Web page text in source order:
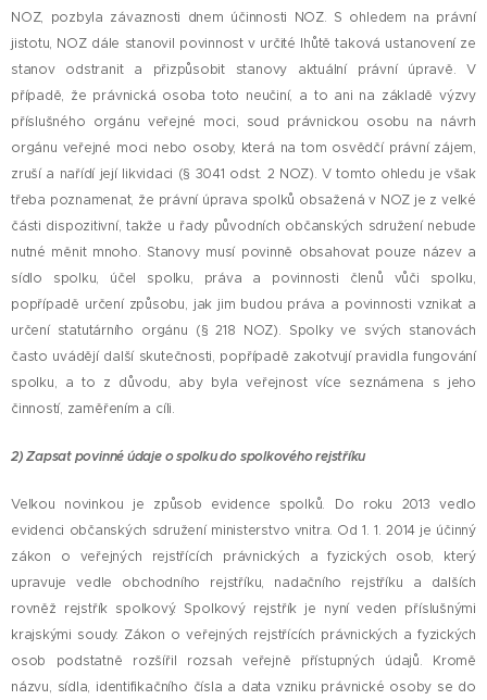
NOZ, pozbyla závaznosti dnem účinnosti NOZ. S ohledem na právní
jistotu, NOZ dále stanovil povinnost v určité lhůtě taková ustanovení ze
stanov odstranit a přizpůsobit stanovy aktuální právní úpravě. V
případě, že právnická osoba toto neučiní, a to ani na základě výzvy
příslušného orgánu veřejné moci, soud právnickou osobu na návrh
orgánu veřejné moci nebo osoby, která na tom osvědčí právní zájem,
zruší a nařídí její likvidaci (§ 3041 odst. 2 NOZ). V tomto ohledu je však
třeba poznamenat, že právní úprava spolků obsažená v NOZ je z velké
části dispozitivní, takže u řady původních občanských sdružení nebude
nutné měnit mnoho. Stanovy musí povinně obsahovat pouze název a
sídlo spolku, účel spolku, práva a povinnosti členů vůči spolku,
popřípadě určení způsobu, jak jim budou práva a povinnosti vznikat a
určení statutárního orgánu (§ 218 NOZ). Spolky ve svých stanovách
často uvádějí další skutečnosti, popřípadě zakotvují pravidla fungování
spolku, a to z důvodu, aby byla veřejnost více seznámena s jeho
činností, zaměřením a cíli.
2) Zapsat povinné údaje o spolku do spolkového rejstříku
Velkou novinkou je způsob evidence spolků. Do roku 2013 vedlo
evidenci občanských sdružení ministerstvo vnitra. Od 1. 1. 2014 je účinný
zákon o veřejných rejstřících právnických a fyzických osob, který
upravuje vedle obchodního rejstříku, nadačního rejstříku a dalších
rovněž rejstřík spolkový. Spolkový rejstřík je nyní veden příslušnými
krajskými soudy. Zákon o veřejných rejstřících právnických a fyzických
osob podstatně rozšířil rozsah veřejně přístupných údajů. Kromě
názvu, sídla, identifikačního čísla a data vzniku právnické osoby se do